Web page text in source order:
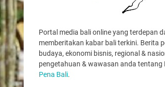
Portal media bali online yang terdepan
memberitakan kabar bali terkini. Berita
budaya, ekonomi bisnis, regional &
pengetahuan & wawasan anda tentang
Pena Bali.